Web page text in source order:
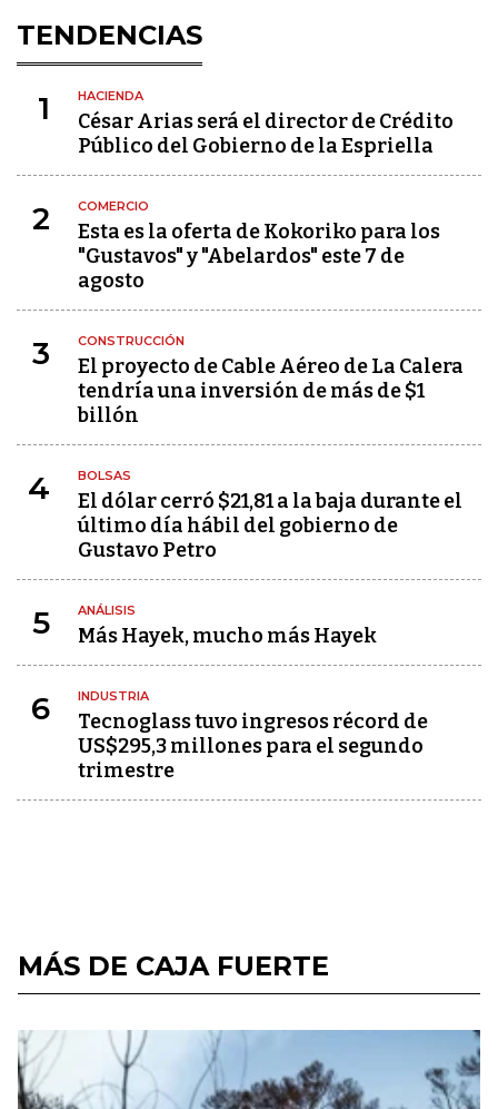
TENDENCIAS
1 HACIENDA
César Arias será el director de Crédito
Público del Gobierno de la Espriella
2 COMERCIO
Esta es la oferta de Kokoriko para los
"Gustavos" y "Abelardos" este 7 de
agosto
3 CONSTRUCCIÓN
El proyecto de Cable Aéreo de La Calera
tendría una inversión de más de $1
billón
4 BOLSAS
El dólar cerró $21,81 a la baja durante el
último día hábil del gobierno de
Gustavo Petro
5 ANÁLISIS
Más Hayek, mucho más Hayek
6 INDUSTRIA
Tecnoglass tuvo ingresos récord de
US$295,3 millones para el segundo
trimestre
MÁS DE CAJA FUERTE